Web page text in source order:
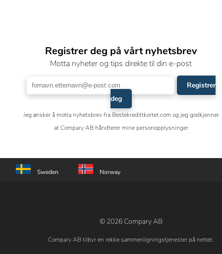
Registrer deg på vårt nyhetsbrev
Motta nyheter og tips direkte til din e-post
Registrer
deg
Jeg ønsker å motta nyhetsbrev fra Bestekredittkortet.com og jeg godkjenner
at Compary AB håndterer mine personopplysninger
Sweden Norway
© 2026 Compary AB
Compary AB tilbyr en rekke sammenligningstjenester på nettet.